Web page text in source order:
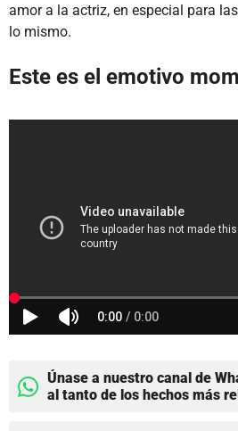
amor a la actriz, en especial para
lo mismo.
Este es el emotivo
Únase a nuestro canal de
al tanto de los hechos más